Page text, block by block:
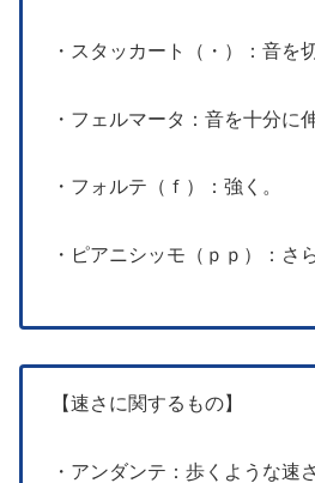
・スタッカート（・）：音を
・フェルマータ：音を十分に
・フォルテ（ｆ）：強く。
・ピアニシッモ（ｐｐ）：さ
【速さに関するもの】
・アンダンテ：歩くような速